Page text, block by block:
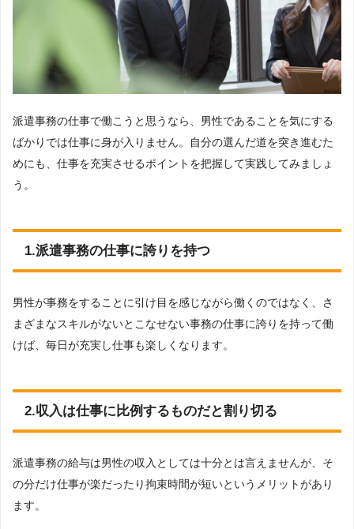
派遣事務の仕事で働こうと思うなら、男性であることを気にする
ばかりでは仕事に身が入りません。自分の選んだ道を突き進むた
めにも、仕事を充実させるポイントを把握して実践してみましょ
う。
1.派遣事務の仕事に誇りを持つ
男性が事務をすることに引け目を感じながら働くのではなく、さ
まざまなスキルがないとこなせない事務の仕事に誇りを持って働
けば、毎日が充実し仕事も楽しくなります。
2.収入は仕事に比例するものだと割り切る
派遣事務の給与は男性の収入としては十分とは言えませんが、そ
の分だけ仕事が楽だったり拘束時間が短いというメリットがあり
ます。